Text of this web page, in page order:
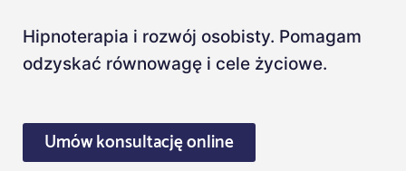
Hipnoterapia i rozwój osobisty. Pomagam
odzyskać równowagę i cele życiowe.
Umów konsultację online